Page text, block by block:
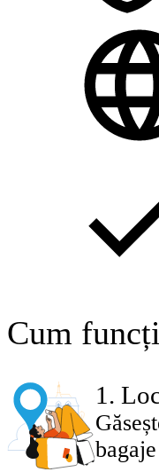
Cum
1 .